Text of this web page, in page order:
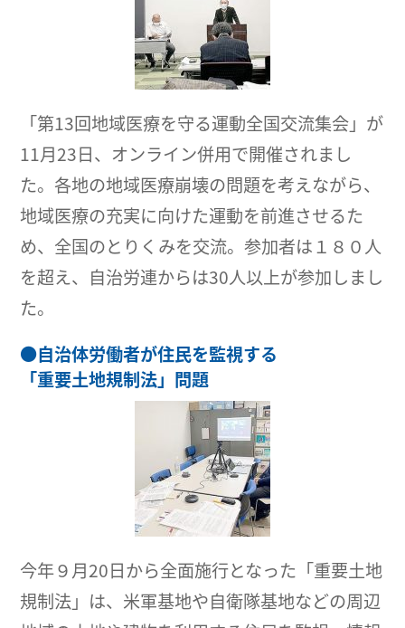
「第13回地域医療を守る運動全国交流集会」が
11月23日、オンライン併用で開催されまし
た。各地の地域医療崩壊の問題を考えながら、
地域医療の充実に向けた運動を前進させるた
め、全国のとりくみを交流。参加者は１８０人
を超え、自治労連からは30人以上が参加しまし
た。
●自治体労働者が住民を監視する
「重要土地規制法」問題
今年９月20日から全面施行となった「重要土地
規制法」は、米軍基地や自衛隊基地などの周辺